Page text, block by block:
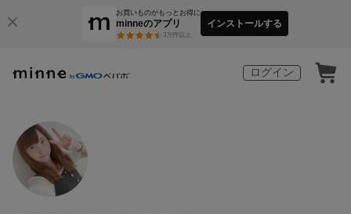
お買いものがもっとお得に
minneのアプリ
3万件以上
インストールする
ログイン